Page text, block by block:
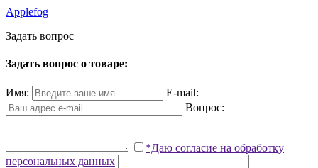
Applefog
Задать вопрос
Задать вопрос о товаре:
Имя:
E-mail:
Вопрос:
*Даю согласие на обработку
персональных данных